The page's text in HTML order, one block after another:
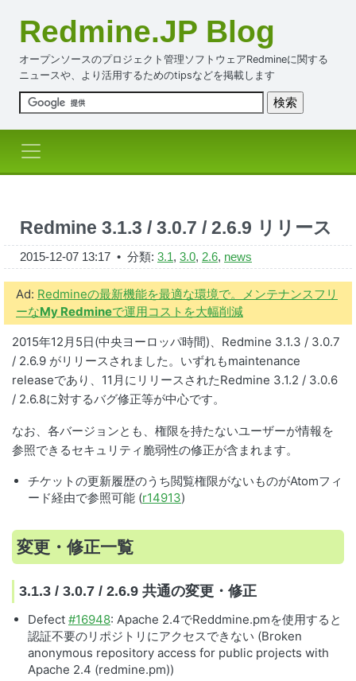
Redmine.JP Blog
オープンソースのプロジェクト管理ソフトウェアRedmineに関する
ニュースや、より活用するためのtipsなどを掲載します
Redmine 3.1.3 / 3.0.7 / 2.6.9 リリース
2015-12-07 13:17 • 分類: 3.1, 3.0, 2.6, news
Ad: Redmineの最新機能を最適な環境で。メンテナンスフリ
ーなMy Redmineで運用コストを大幅削減
2015年12月5日(中央ヨーロッパ時間)、Redmine 3.1.3 / 3.0.7
/ 2.6.9 がリリースされました。いずれもmaintenance
releaseであり、11月にリリースされたRedmine 3.1.2 / 3.0.6
/ 2.6.8に対するバグ修正等が中心です。
なお、各バージョンとも、権限を持たないユーザーが情報を
参照できるセキュリティ脆弱性の修正が含まれます。
チケットの更新履歴のうち閲覧権限がないものがAtomフィ
ード経由で参照可能 (r14913)
変更・修正一覧
3.1.3 / 3.0.7 / 2.6.9 共通の変更・修正
Defect #16948: Apache 2.4でReddmine.pmを使用すると
認証不要のリポジトリにアクセスできない (Broken
anonymous repository access for public projects with
Apache 2.4 (redmine.pm))